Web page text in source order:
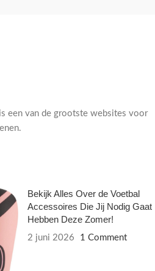
een van de grootste websites voor
Bekijk Alles Over de Voetbal
Accessoires Die Jij Nodig Gaat
Hebben Deze Zomer!
2 juni 2026 1 Comment